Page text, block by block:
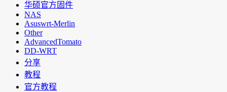
华硕官方固件
NAS
Asuswrt-Merlin
Other
AdvancedTomato
DD-WRT
分享
教程
官方教程